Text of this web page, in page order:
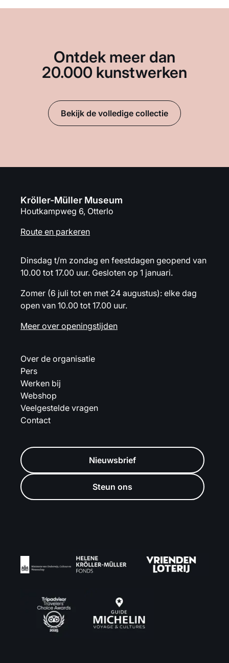
Ontdek meer dan
20.000 kunstwerken
Bekijk de volledige collectie
Kröller-Müller Museum
Houtkampweg 6, Otterlo
Route en parkeren
Dinsdag t/m zondag en feestdagen geopend van
10.00 tot 17.00 uur. Gesloten op 1 januari.
Zomer (6 juli tot en met 24 augustus): elke dag
open van 10.00 tot 17.00 uur.
Meer over openingstijden
Over de organisatie
Pers
Werken bij
Webshop
Veelgestelde vragen
Contact
Nieuwsbrief
Steun ons